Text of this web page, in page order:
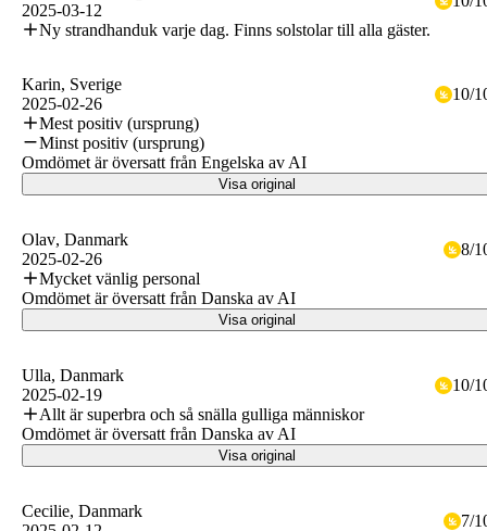
2025-03-12
Ny strandhanduk varje dag. Finns solstolar till alla gäster.
Karin, Sverige
2025-02-26
10/
Mest positiv (ursprung)
Minst positiv (ursprung)
Omdömet är översatt från Engelska av AI
Visa original
Olav, Danmark
2025-02-26
8/
Mycket vänlig personal
Omdömet är översatt från Danska av AI
Visa original
Ulla, Danmark
2025-02-19
10/
Allt är superbra och så snälla gulliga människor
Omdömet är översatt från Danska av AI
Visa original
Cecilie, Danmark
7/